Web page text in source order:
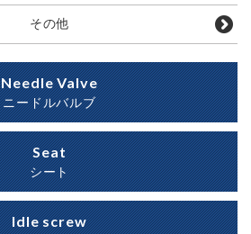
その他
Needle Valve
ニードルバルブ
Seat
シート
Idle screw